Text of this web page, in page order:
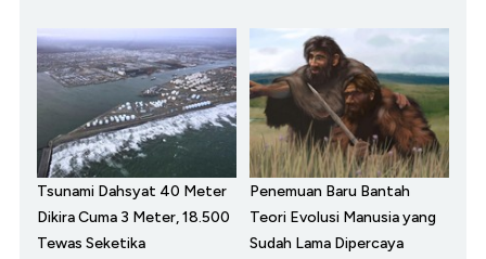
Tsunami Dahsyat 40 Meter
Dikira Cuma 3 Meter, 18.500
Tewas Seketika
Penemuan Baru Bantah
Teori Evolusi Manusia yang
Sudah Lama Dipercaya